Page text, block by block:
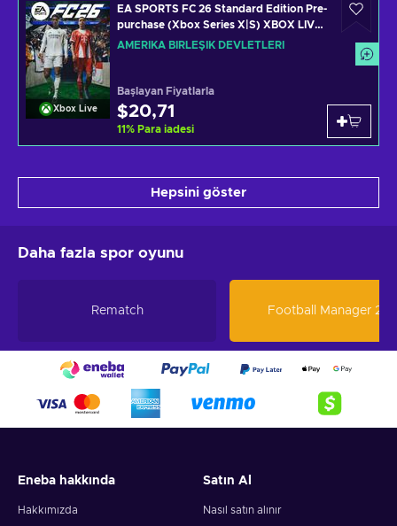
Xbox Live
EA SPORTS FC 26 Standard Edition Pre-
purchase (Xbox Series X|S) XBOX LIVE
Key UNITED STATES
AMERIKA BIRLEŞIK DEVLETLERI
Başlayan Fiyatlarla
$20,71
11% Para iadesi
Hepsini göster
Daha fazla spor oyunu
Rematch Football Manager 26
Eneba hakkında
Hakkımızda
Satın Al
Nasıl satın alınır